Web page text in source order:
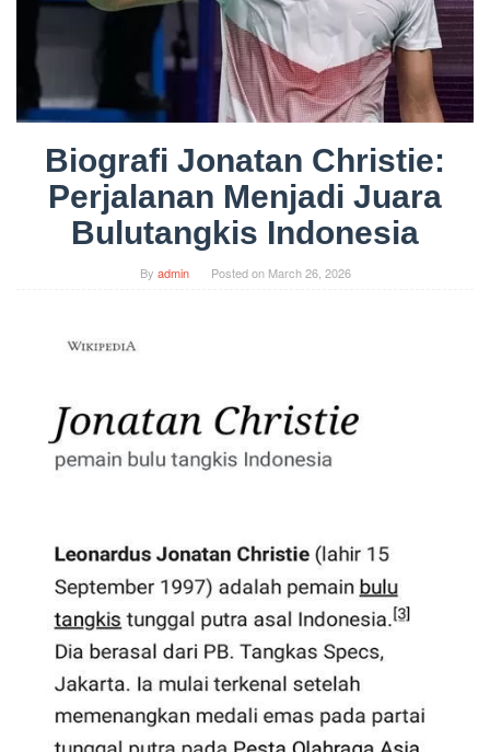
Biografi Jonatan Christie:
Perjalanan Menjadi Juara
Bulutangkis Indonesia
By admin Posted on March 26, 2026